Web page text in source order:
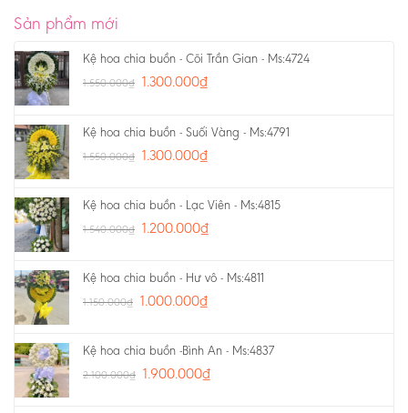
Sản phẩm mới
Kệ hoa chia buồn - Cõi Trần Gian - Ms:4724
1.550.000₫ 1.300.000₫
Kệ hoa chia buồn - Suối Vàng - Ms:4791
1.550.000₫ 1.300.000₫
Kệ hoa chia buồn - Lạc Viên - Ms:4815
1.540.000₫ 1.200.000₫
Kệ hoa chia buồn - Hư vô - Ms:4811
1.150.000₫ 1.000.000₫
Kệ hoa chia buồn -Bình An - Ms:4837
2.100.000₫ 1.900.000₫